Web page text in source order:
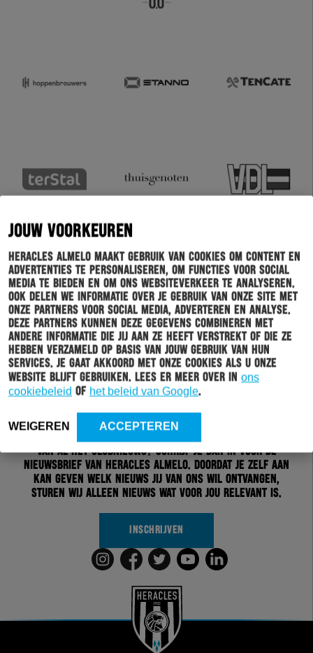
JOUW VOORKEUREN
Heracles Almelo maakt gebruik van cookies om content en
advertenties te personaliseren, om functies voor social
media te bieden en om ons websiteverkeer te analyseren.
Ook delen we informatie over je gebruik van onze site met
onze partners voor social media, adverteren en analyse.
Deze partners kunnen deze gegevens combineren met
andere informatie die jij aan ze heeft verstrekt of die ze
hebben verzameld op basis van jouw gebruik van hun
services. Je gaat akkoord met onze cookies als u onze
website blijft gebruiken. Lees er meer over in ons
cookiebeleid of het beleid van Google.
WEIGEREN ACCEPTEREN
van al het clubnieuws? Schrijf je dan in voor de
nieuwsbrief van Heracles Almelo. Doordat je zelf aan
kan geven welk nieuws jij van ons wil ontvangen,
sturen wij alleen nieuws wat voor jou relevant is.
INSCHRIJVEN